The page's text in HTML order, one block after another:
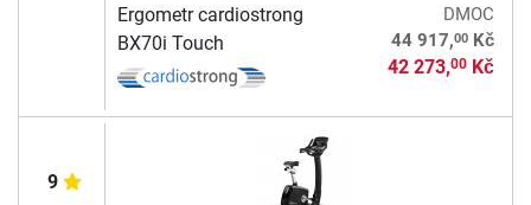
Ergometr cardiostrong
BX70i Touch
DMOC
44 917,00Kč
42 273,00Kč
9